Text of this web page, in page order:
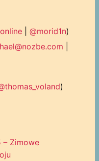
| @morid1n)
)
– Zimowe